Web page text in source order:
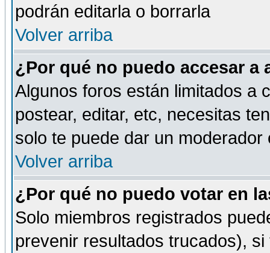
podrán editarla o borrarla
Volver arriba
¿Por qué no puedo accesar a
Algunos foros están limitados a
postear, editar, etc, necesitas
solo te puede dar un
Volver arriba
¿Por qué no puedo votar en
Solo miembros registrados
prevenir resultados trucados),